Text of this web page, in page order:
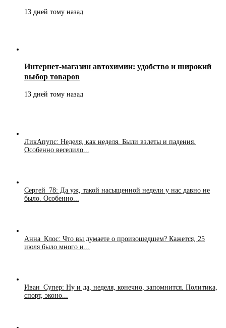
13 дней тому назад
Интернет-магазин автохимии: удобство и широкий
выбор товаров
13 дней тому назад
ЛикАпупс: Неделя, как неделя. Были взлеты и падения.
Особенно веселило...
Сергей_78: Да уж, такой насыщенной недели у нас давно не
было. Особенно...
Анна_Клос: Что вы думаете о произошедшем? Кажется, 25
июля было много и...
Иван_Супер: Ну и да, неделя, конечно, запомнится. Политика,
спорт, эконо...